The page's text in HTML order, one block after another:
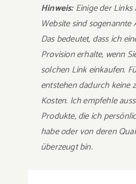
Hinweis:Einige der Links
Website sind sogenannte
Das bedeutet, dass ich
Provision erhalte, wenn
solchen Link einkaufen.
entstehen dadurch keine
Kosten. Ich empfehle
Produkte, die ich
habe oder von deren
überzeugt bin.